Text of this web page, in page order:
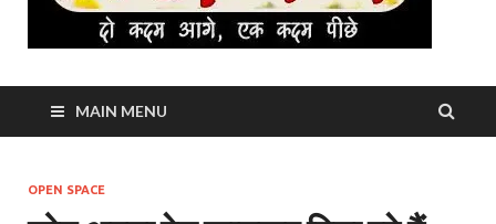
MAIN MENU
OPEN SPACE